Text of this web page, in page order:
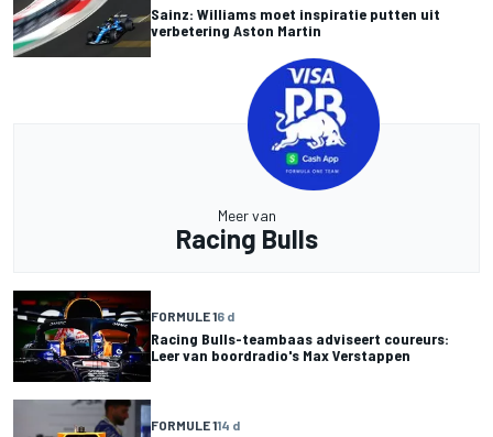
Sainz: Williams moet inspiratie putten uit
verbetering Aston Martin
Meer van
Racing Bulls
FORMULE 16 d
Racing Bulls-teambaas adviseert coureurs:
Leer van boordradio's Max Verstappen
FORMULE 114 d